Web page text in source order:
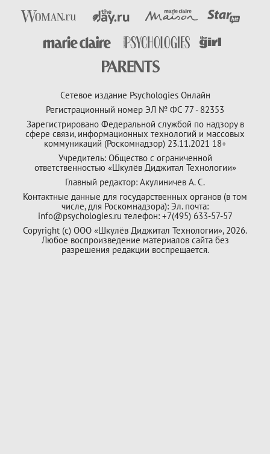
Сетевое издание Psychologies Онлайн
Регистрационный номер ЭЛ № ФС 77 - 82353
Зарегистрировано Федеральной службой по надзору в
сфере связи, информационных технологий и массовых
коммуникаций (Роскомнадзор) 23.11.2021 18+
Учредитель: Общество с ограниченной
ответственностью «Шкулёв Диджитал Технологии»
Главный редактор: Акулиничев А. С.
Контактные данные для государственных органов (в том
числе, для Роскомнадзора): Эл. почта:
info@psychologies.ru телефон: +7(495) 633-57-57
Copyright (с) ООО «Шкулёв Диджитал Технологии», 2026.
Любое воспроизведение материалов сайта без
разрешения редакции воспрещается.